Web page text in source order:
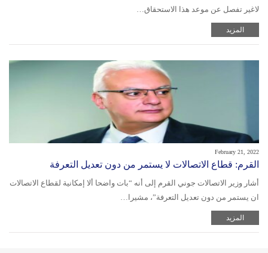
لاغير تفصل عن موعد هذا الاستحقاق…
المزيد
February 21, 2022
القرم: قطاع الاتصالات لا يستمر من دون تعديل التعرفة
أشار وزير الاتصالات جوني القرم إلى أنه “بات واضحا ألا إمكانية لقطاع الاتصالات
ان يستمر من دون تعديل التعرفة”، مشيرا…
المزيد